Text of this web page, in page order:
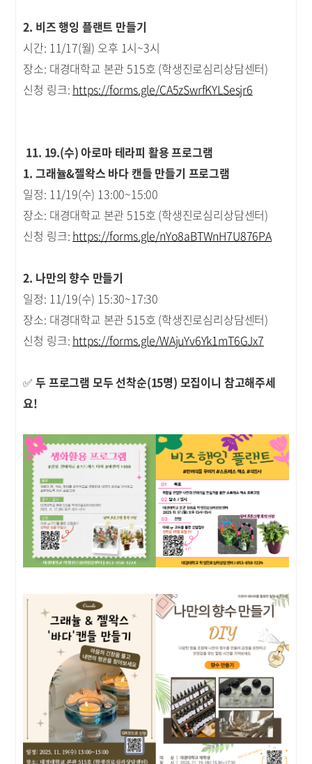
2. 비즈 행잉 플랜트 만들기
시간: 11/17(월) 오후 1시~3시
장소: 대경대학교 본관 515호 (학생진로심리상담센터)
신청 링크: https://forms.gle/CA5zSwrfKYLSesjr6
11. 19.(수) 아로마 테라피 활용 프로그램
1. 그래뉼&젤왁스 바다 캔들 만들기 프로그램
일정: 11/19(수) 13:00~15:00
장소: 대경대학교 본관 515호 (학생진로심리상담센터)
신청 링크: https://forms.gle/nYo8aBTWnH7U876PA
2. 나만의 향수 만들기
일정: 11/19(수) 15:30~17:30
장소: 대경대학교 본관 515호 (학생진로심리상담센터)
신청 링크: https://forms.gle/WAjuYv6Yk1mT6GJx7
✅두 프로그램 모두 선착순(15명) 모집이니 참고해주세
요!